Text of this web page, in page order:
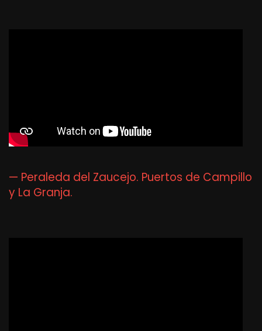
— Peraleda del Zaucejo. Puertos de Campillo
y La Granja.